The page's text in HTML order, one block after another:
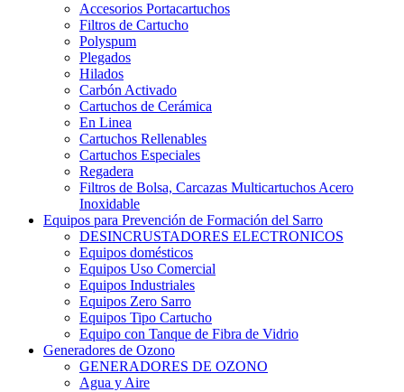
Accesorios Portacartuchos
Filtros de Cartucho
Polyspum
Plegados
Hilados
Carbón Activado
Cartuchos de Cerámica
En Linea
Cartuchos Rellenables
Cartuchos Especiales
Regadera
Filtros de Bolsa, Carcazas Multicartuchos Acero
Inoxidable
Equipos para Prevención de Formación del Sarro
DESINCRUSTADORES ELECTRONICOS
Equipos domésticos
Equipos Uso Comercial
Equipos Industriales
Equipos Zero Sarro
Equipos Tipo Cartucho
Equipo con Tanque de Fibra de Vidrio
Generadores de Ozono
GENERADORES DE OZONO
Agua y Aire